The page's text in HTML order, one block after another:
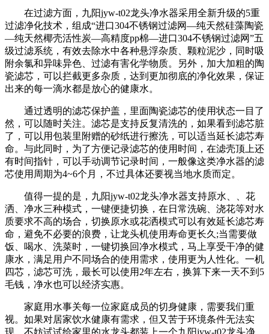
在过滤方面，九阳jyw-t02龙头净水器采用全新升级的5重
过滤净化技术，组成“进口304不锈钢过滤网—纯天然硅藻陶瓷
—纯天然椰壳活性炭—高精度pp棉—进口304不锈钢过滤网”五
级过滤系统，有效去除水中各种悬浮杂质、颗粒泥沙，同时吸
附余氯和异味异色、过滤有害化学物质。另外，加大加粗的陶
瓷滤芯，可以拦截更多杂质，达到更加彻底的净化效果，保证
出来的每一滴水都是放心的健康水。
通过透明的滤芯保护盖，里面陶瓷滤芯的使用状态一目了
然，可以随时关注。滤芯是支持反复清洗的，如果看到滤芯脏
了，可以用包装里附赠的砂纸进行擦洗，可以适当延长滤芯寿
命。与此同时，为了方便记录滤芯的使用时间，在滤壳顶上还
有时间指针，可以手动调节记录时间，一般像这类净水器的滤
芯使用周期为4~6个月，不过具体还要视当地水质而定。
值得一提的是，九阳jyw-t02龙头净水器支持原水、、花
洒、净水三种模式，一键便捷切换，在日常洗碗、浇花等对水
质要求不高的场合，切换原水或花洒模式可以有效延长滤芯寿
命，避免不必要的浪费，让龙头机使用寿命更长久;当需要做
饭、喝水、洗菜时，一键切换回净水模式，马上享受干净的健
康水，满足用户不同场合的使用需求，使用更为人性化。一机
四芯，滤芯可洗，最长可以使用2年左右，换算下来一天不到5
毛钱，净水也可以经济实惠。
家庭用水事关每一位家庭成员的切身健康，需要我们重
视。如果对居家饮水健康有需求，但又苦于环境条件无法实
现，不妨试试给家里的水龙头都装上一个九阳jyw-t02龙头净